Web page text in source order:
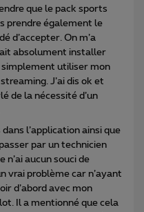
que le pack sports
prendre également le
d’accepter. On m’a
absolument installer
simplement utiliser mon
J’ai dis ok et
de la nécessité d’un
l’application ainsi que
par un technicien
n’ai aucun souci de
vrai problème car n’ayant
d’abord avec mon
Il a mentionné que cela